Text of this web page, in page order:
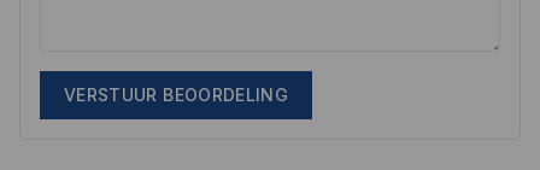
VERSTUUR BEOORDELING